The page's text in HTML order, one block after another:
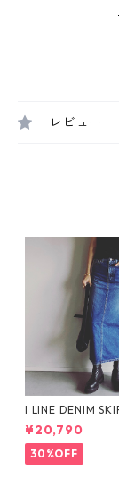
レビュー
I LINE DENIM
16-MID BLUE）I
ムスカート
¥20,790
30%OFF